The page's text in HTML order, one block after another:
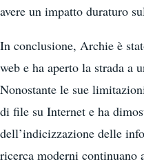
avere un impatto duraturo
In conclusione, Archie è
web e ha aperto la strada a
Nonostante le sue
di file su Internet e ha
dell’indicizzazione delle
ricerca moderni continuano